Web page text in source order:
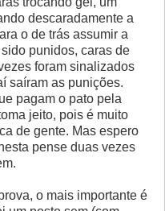
descaradamente a
o de trás assumir a
punidos, caras de
foram sinalizados
saíram as punições.
pagam o pato pela
jeito, pois é muito
de gente. Mas espero
pense duas vezes
o mais importante é